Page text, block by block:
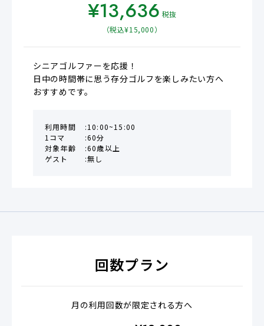
¥13,636 税抜
（税込¥15,000）
シニアゴルファーを応援！
日中の時間帯に思う存分ゴルフを楽しみたい方へ
おすすめです。
利用時間
10:00~15:00
1コマ
60分
対象年齢
60歳以上
ゲスト
無し
回数プラン
月の利用回数が限定される方へ